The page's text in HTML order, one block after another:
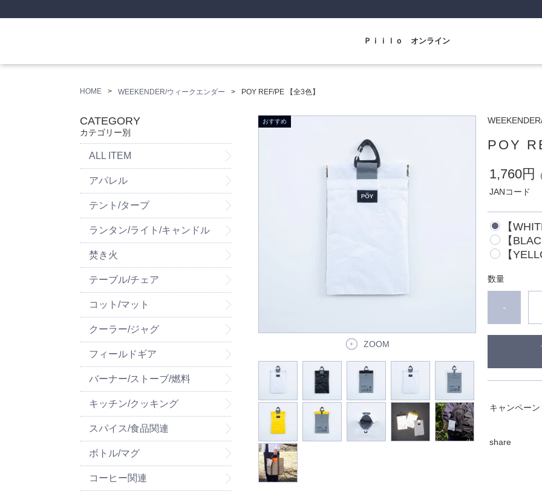
Ｐｉｉｌｏ オンライン
HOME WEEKENDER/ウィークエンダー POY REF/PE 【全3色】
ZOOM
POY
1,760円
JANコード
【
【
【
数量
-
キャンペーン
share
CATEGORY
カテゴリー別
ALL ITEM
アパレル
テント/タープ
ランタン/ライト/キャンドル
焚き火
テーブル/チェア
コット/マット
クーラー/ジャグ
フィールドギア
バーナー/ストーブ/燃料
キッチン/クッキング
スパイス/食品関連
ボトル/マグ
コーヒー関連